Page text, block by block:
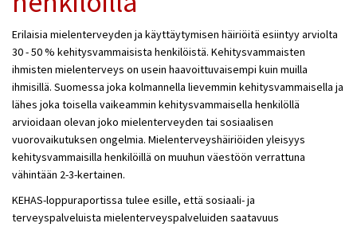
Erilaisia mielenterveyden ja käyttäytymisen häiriöitä esiintyy arviolta
30 - 50 % kehitysvammaisista henkilöistä. Kehitysvammaisten
ihmisten mielenterveys on usein haavoittuvaisempi kuin muilla
ihmisillä. Suomessa joka kolmannella lievemmin kehitysvammaisella ja
lähes joka toisella vaikeammin kehitysvammaisella henkilöllä
arvioidaan olevan joko mielenterveyden tai sosiaalisen
vuorovaikutuksen ongelmia. Mielenterveyshäiriöiden yleisyys
kehitysvammaisilla henkilöillä on muuhun väestöön verrattuna
vähintään 2-3-kertainen.
KEHAS-loppuraportissa tulee esille, että sosiaali- ja
terveyspalveluista mielenterveyspalveluiden saatavuus